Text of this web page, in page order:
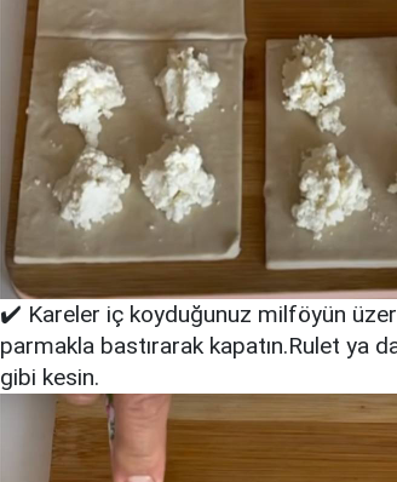
✔️ Kareler iç koyduğunuz milföyün
parmakla bastırarak kapatın.Rulet ya
gibi kesin.